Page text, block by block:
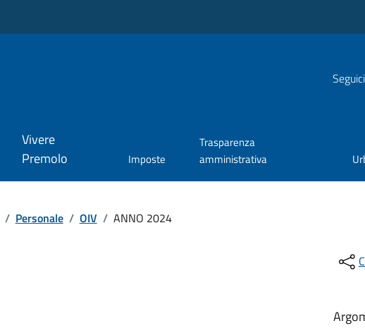
Vivere
Premolo
Imposte
Trasparenza
amministrativa
/ Personale / OIV / ANNO 2024